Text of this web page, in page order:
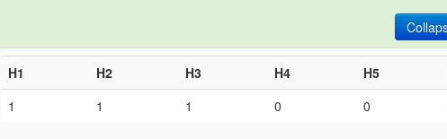
H1 H2 H3 H4 H5
1
1 1 0 0